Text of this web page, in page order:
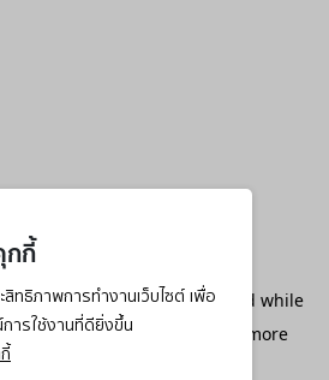
กกี้
ทธิภาพการทำงานเว็บไซต์ เพื่อ
ารใช้งานที่ดียิ่งขึ้น
-side exception has occurred while
(see the browser console
for more
information).